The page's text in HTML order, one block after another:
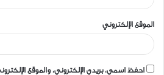
الموقع الإلكتروني
احفظ اسمي، بريدي الإلكتروني، والموقع